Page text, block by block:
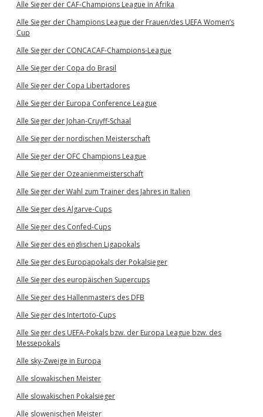
Alle Sieger der CAF-Champions League in Afrika
Alle Sieger der Champions League der Frauen/des UEFA Women’s
Cup
Alle Sieger der CONCACAF-Champions-League
Alle Sieger der Copa do Brasil
Alle Sieger der Copa Libertadores
Alle Sieger der Europa Conference League
Alle Sieger der Johan-Cruyff-Schaal
Alle Sieger der nordischen Meisterschaft
Alle Sieger der OFC Champions League
Alle Sieger der Ozeanienmeisterschaft
Alle Sieger der Wahl zum Trainer des Jahres in Italien
Alle Sieger des Algarve-Cups
Alle Sieger des Confed-Cups
Alle Sieger des englischen Ligapokals
Alle Sieger des Europapokals der Pokalsieger
Alle Sieger des europäischen Supercups
Alle Sieger des Hallenmasters des DFB
Alle Sieger des Intertoto-Cups
Alle Sieger des UEFA-Pokals bzw. der Europa League bzw. des
Messepokals
Alle sky-Zweige in Europa
Alle slowakischen Meister
Alle slowakischen Pokalsieger
Alle slowenischen Meister